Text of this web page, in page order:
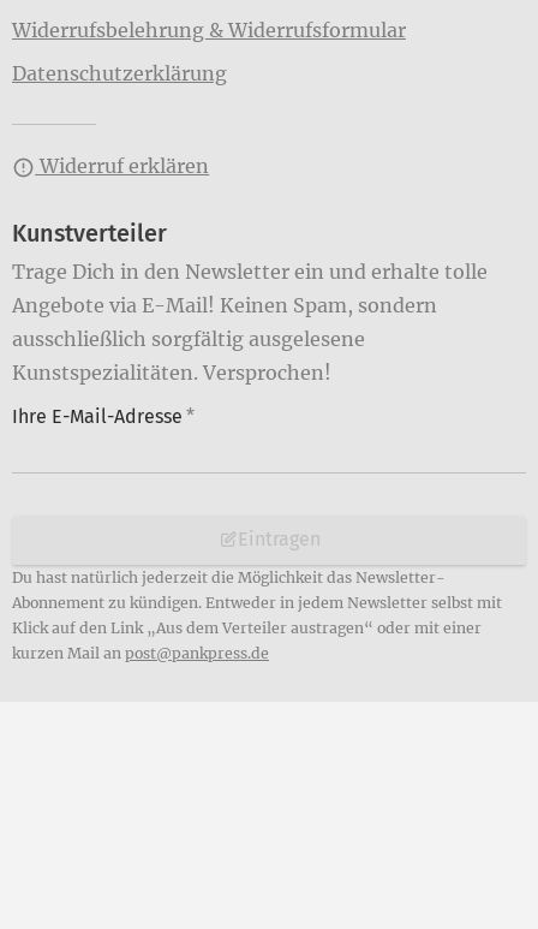
Widerrufsbelehrung & Widerrufsformular
Datenschutzerklärung
Widerruf erklären
Kunstverteiler
Trage Dich in den Newsletter ein und erhalte tolle
Angebote via E-Mail! Keinen Spam, sondern
ausschließlich sorgfältig ausgelesene
Kunstspezialitäten. Versprochen!
Ihre E-Mail-Adresse *
Eintragen
Du hast natürlich jederzeit die Möglichkeit das Newsletter-
Abonnement zu kündigen. Entweder in jedem Newsletter selbst mit
Klick auf den Link „Aus dem Verteiler austragen“ oder mit einer
kurzen Mail an post@pankpress.de